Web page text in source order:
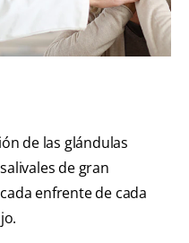
GT (ES)
de las glándulas
de gran
enfrente de cada